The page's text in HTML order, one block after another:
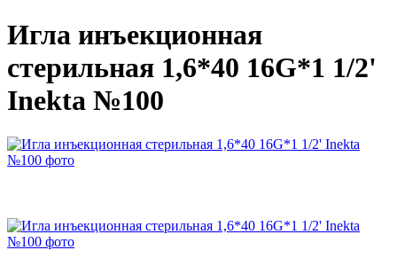
Игла инъекционная
стерильная 1,6*40 16G*1 1/2'
Inekta №100